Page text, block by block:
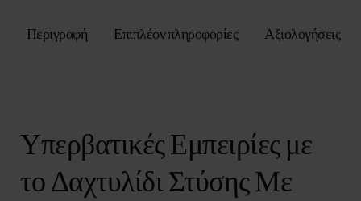
Περιγραφή Επιπλέον πληροφορίες Αξιολογήσεις
Υπερβατικές Εμπειρίες με
το Δαχτυλίδι Στύσης Με